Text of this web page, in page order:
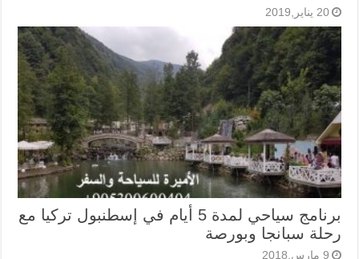
20 يناير,2019
برنامج سياحي لمدة 5 أيام في إسطنبول تركيا مع
رحلة سبانجا وبورصة
9 مارس,2018